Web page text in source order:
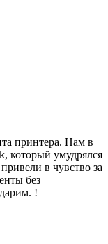
принтера. Нам в
который умудрялся
в чувство за
без
!